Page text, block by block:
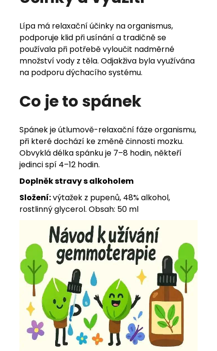
Lípa má relaxační účinky na organismus,
podporuje klid při usínání a tradičně se
používala při potřebě vyloučit nadměrné
množství vody z těla. Odjakživa byla využívána
na podporu dýchacího systému.
Co je to spánek
Spánek je útlumově-relaxační fáze organismu,
při které dochází ke změně činnosti mozku.
Obvyklá délka spánku je 7–8 hodin, někteří
jedinci spí 4–12 hodin.
Doplněk stravy s alkoholem
Složení:výtažek z pupenů, 48% alkohol,
rostlinný glycerol. Obsah: 50 ml